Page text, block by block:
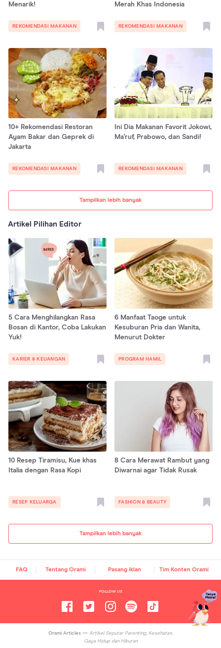
Tampilkan lebih banyak
Menarik!
REKOMENDASI MAKANAN
Merah Khas Indonesia
REKOMENDASI MAKANAN
10+ Rekomendasi Restoran
Ayam Bakar dan Geprek di
Jakarta
REKOMENDASI MAKANAN
Ini Dia Makanan Favorit Jokowi,
Ma'ruf, Prabowo, dan Sandi!
REKOMENDASI MAKANAN
Artikel Pilihan Editor
Tampilkan lebih banyak
5 Cara Menghilangkan Rasa
Bosan di Kantor, Coba Lakukan
Yuk!
KARIER & KEUANGAN
6 Manfaat Taoge untuk
Kesuburan Pria dan Wanita,
Menurut Dokter
PROGRAM HAMIL
10 Resep Tiramisu, Kue khas
Italia dengan Rasa Kopi
RESEP KELUARGA
8 Cara Merawat Rambut yang
Diwarnai agar Tidak Rusak
FASHION & BEAUTY
FAQ Tentang Orami Pasang iklan Tim Konten Orami
FOLLOW US
Orami Articles — Artikel Seputar Parenting, Kesehatan,
Gaya Hidup dan Hiburan